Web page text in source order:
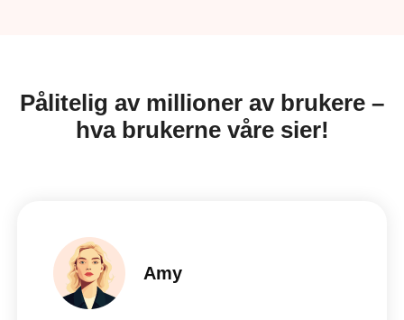
Pålitelig av millioner av brukere –
hva brukerne våre sier!
Amy